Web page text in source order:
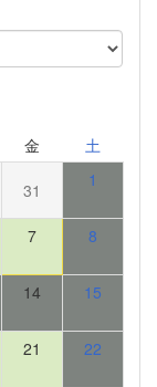
金 土
31 1
7 8
14 15
21 22